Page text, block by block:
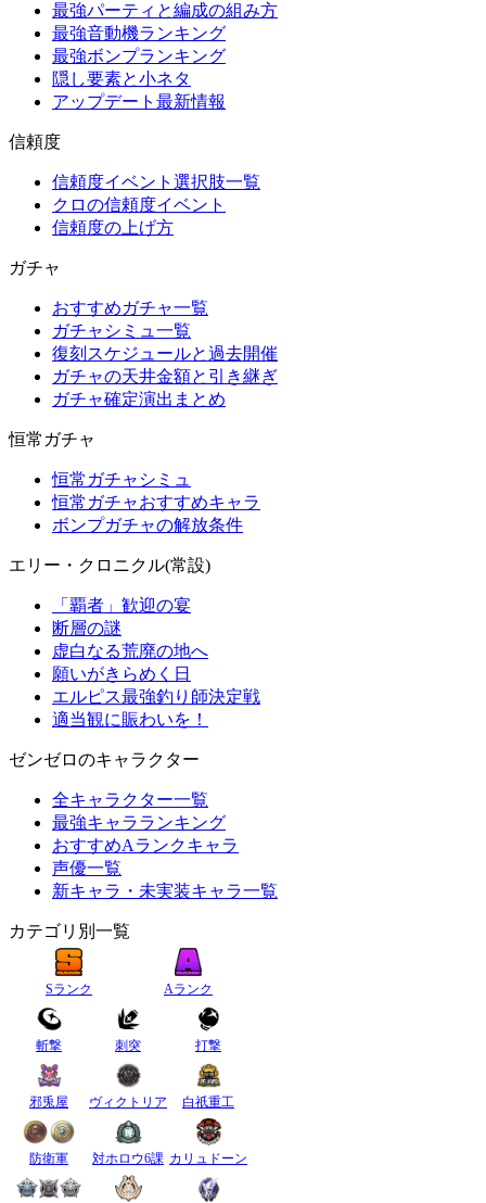
最強パーティと編成の組み方
最強音動機ランキング
最強ボンプランキング
隠し要素と小ネタ
アップデート最新情報
信頼度
信頼度イベント選択肢一覧
クロの信頼度イベント
信頼度の上げ方
ガチャ
おすすめガチャ一覧
ガチャシミュ一覧
復刻スケジュールと過去開催
ガチャの天井金額と引き継ぎ
ガチャ確定演出まとめ
恒常ガチャ
恒常ガチャシミュ
恒常ガチャおすすめキャラ
ボンプガチャの解放条件
エリー・クロニクル(常設)
「覇者」歓迎の宴
断層の謎
虚白なる荒廃の地へ
願いがきらめく日
エルピス最強釣り師決定戦
適当観に賑わいを！
ゼンゼロのキャラクター
全キャラクター一覧
最強キャラランキング
おすすめAランクキャラ
声優一覧
新キャラ・未実装キャラ一覧
カテゴリ別一覧
Sランク Aランク
斬撃 刺突 打撃
邪兎屋 ヴィクトリア 白祇重工
防衛軍 対ホロウ6課 カリュドーン